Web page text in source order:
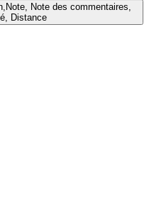
Note des commentaires,
Distance